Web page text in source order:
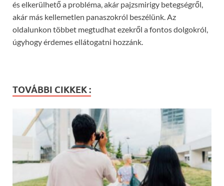
és elkerülhető a probléma, akár pajzsmirigy betegségről,
akár más kellemetlen panaszokról beszélünk. Az
oldalunkon többet megtudhat ezekről a fontos dolgokról,
úgyhogy érdemes ellátogatni hozzánk.
TOVÁBBI CIKKEK :